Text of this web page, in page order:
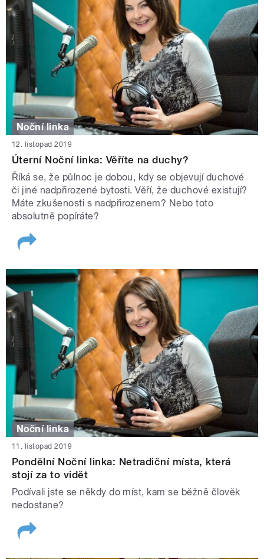
Noční linka
12. listopad 2019
Úterní Noční linka: Věříte na duchy?
Říká se, že půlnoc je dobou, kdy se objevují duchové
či jiné nadpřirozené bytosti. Věří, že duchové existují?
Máte zkušenosti s nadpřirozenem? Nebo toto
absolutně popíráte?
Noční linka
11. listopad 2019
Pondělní Noční linka: Netradiční místa, která
stojí za to vidět
Podívali jste se někdy do míst, kam se běžně člověk
nedostane?